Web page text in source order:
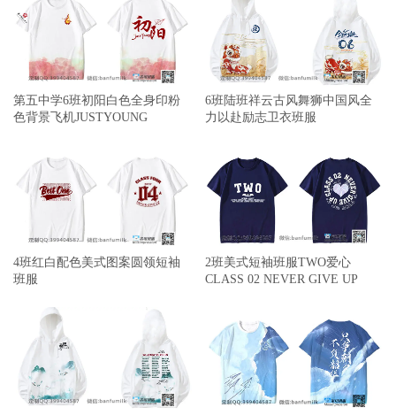
第五中学6班初阳白色全身印粉
色背景飞机JUSTYOUNG
6班陆班祥云古风舞狮中国风全
力以赴励志卫衣班服
4班红白配色美式图案圆领短袖
班服
2班美式短袖班服TWO爱心
CLASS 02 NEVER GIVE UP